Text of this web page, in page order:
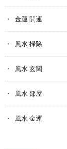
金運 開運
風水 掃除
風水 玄関
風水 部屋
風水 金運